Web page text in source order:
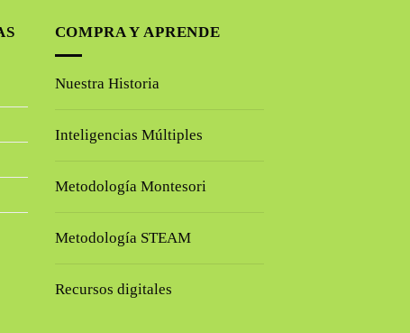
COMPRA Y APRENDE
Nuestra Historia
Inteligencias Múltiples
Metodología Montesori
Metodología STEAM
Recursos digitales